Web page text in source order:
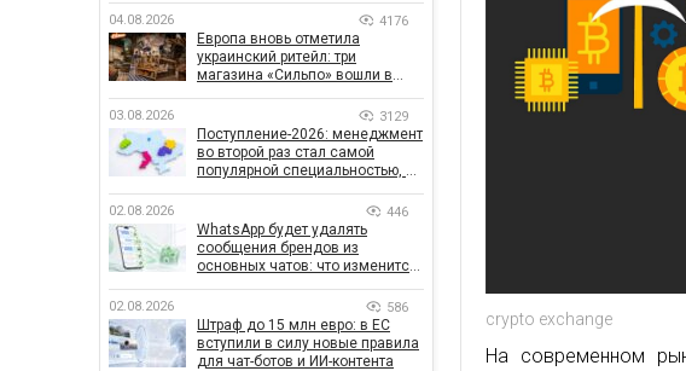
crypto exchange
На современном
04.08.2026 4176
Европа вновь отметила
украинский ритейл: три
магазина «Сильпо» вошли в
03.08.2026 3129
Поступление-2026: менеджмент
во второй раз стал самой
популярной специальностью, а
рекордным за последние 5 лет
02.08.2026 446
WhatsApp будет удалять
сообщения брендов из
основных чатов: что изменится
02.08.2026 586
Штраф до 15 млн евро: в ЕС
вступили в силу новые правила
для чат-ботов и ИИ-контента